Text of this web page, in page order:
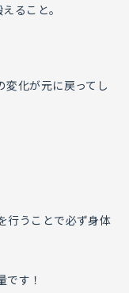
ること。
変化が元に戻ってし
行うことで必ず身体
す！